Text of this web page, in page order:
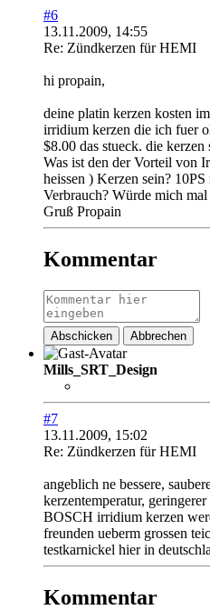
#6
13.11.2009, 14:55
Re: Zündkerzen für HEMI
hi propain,
deine platin kerzen kosten
irridium kerzen die ich fuer
$8.00 das stueck. die
Was ist den der Vorteil von
heissen ) Kerzen sein?
Verbrauch? Würde mich mal
Gruß Propain
Kommentar
Abschicken Abbrechen
Mills_SRT_Design
#7
13.11.2009, 15:02
Re: Zündkerzen für HEMI
angeblich ne bessere,
kerzentemperatur,
BOSCH irridium kerzen
freunden ueberm grossen
testkarnickel hier in
Kommentar